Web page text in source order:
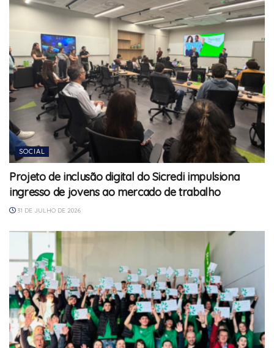
SOCIAL
Projeto de inclusão digital do Sicredi impulsiona
ingresso de jovens ao mercado de trabalho
31 DE JULHO DE 2026